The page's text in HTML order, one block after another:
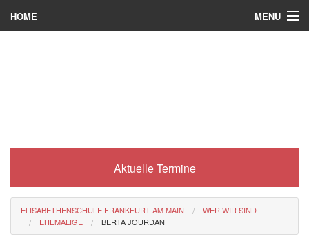
HOME MENU
Eli-Portal
MINT-Angebot
Aktuelle Termine
ELISABETHENSCHULE FRANKFURT AM MAIN
WER WIR SIND
EHEMALIGE
BERTA JOURDAN